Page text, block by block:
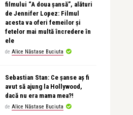
filmului “A doua șansă”, alături
de Jennifer Lopez: Filmul
acesta va oferi femeilor și
fetelor mai multă încredere în
ele
de Alice Năstase Buciuta
Sebastian Stan: Ce șanse aș fi
avut să ajung la Hollywood,
dacă nu era mama mea?!
de Alice Năstase Buciuta